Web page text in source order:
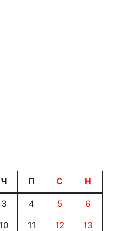
Ч П С Н
3 4 5 6
10 11 12 13